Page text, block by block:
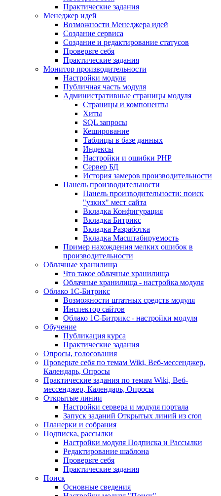
Практические задания
Менеджер идей
Возможности Менеджера идей
Создание сервиса
Создание и редактирование статусов
Проверьте себя
Практические задания
Монитор производительности
Настройки модуля
Публичная часть модуля
Административные страницы модуля
Страницы и компоненты
Хиты
SQL запросы
Кеширование
Таблицы в базе данных
Индексы
Настройки и ошибки PHP
Сервер БД
История замеров производительности
Панель производительности
Панель производительности: поиск
"узких" мест сайта
Вкладка Конфигурация
Вкладка Битрикс
Вкладка Разработка
Вкладка Масштабируемость
Пример нахождения мелких ошибок в
производительности
Облачные хранилища
Что такое облачные хранилища
Облачные хранилища - настройка модуля
Облако 1С-Битрикс
Возможности штатных средств модуля
Инспектор сайтов
Облако 1С-Битрикс - настройки модуля
Обучение
Публикация курса
Практические задания
Опросы, голосования
Проверьте себя по темам Wiki, Веб-мессенджер,
Календарь, Опросы
Практические задания по темам Wiki, Веб-
мессенджер, Календарь, Опросы
Открытые линии
Настройки сервера и модуля портала
Запуск заданий Открытых линий из cron
Планерки и собрания
Подписка, рассылки
Настройки модуля Подписка и Рассылки
Редактирование шаблона
Проверьте себя
Практические задания
Поиск
Основные сведения